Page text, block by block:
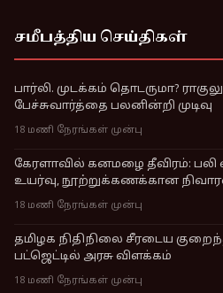
சமீபத்திய செய்திகள்
பார்லி. முடக்கம் தொடருமா?
பேச்சுவார்த்தை பலனின்றி முடிவு
18 மணி நேரங்கள் முன்பு
கேரளாவில் கனமழை தீவிரம்:
உயர்வு, நூற்றுக்கணக்கான
18 மணி நேரங்கள் முன்பு
தமிழக நிதிநிலை சீரடைய
பட்ஜெட்டில் அரசு விளக்கம்
18 மணி நேரங்கள் முன்பு